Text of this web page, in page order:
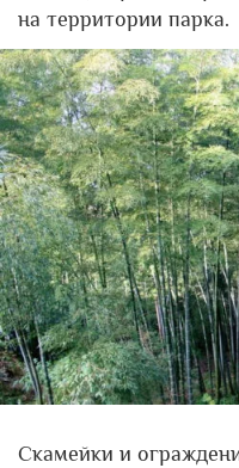
на территории парка.
Скамейки и